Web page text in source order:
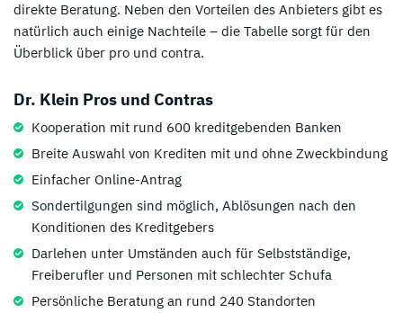
direkte Beratung. Neben den Vorteilen des Anbieters gibt es
natürlich auch einige Nachteile – die Tabelle sorgt für den
Überblick über pro und contra.
Dr. Klein Pros und Contras
Kooperation mit rund 600 kreditgebenden Banken
Breite Auswahl von Krediten mit und ohne Zweckbindung
Einfacher Online-Antrag
Sondertilgungen sind möglich, Ablösungen nach den
Konditionen des Kreditgebers
Darlehen unter Umständen auch für Selbstständige,
Freiberufler und Personen mit schlechter Schufa
Persönliche Beratung an rund 240 Standorten